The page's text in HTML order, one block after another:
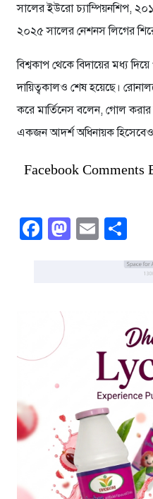
সালের ইউরো চ্যাম্পিয়নশিপ,
২০২৫ সালের নেশনস লিগের
বিশ্বকাপ থেকে বিদায়ের মধ্য
দায়িত্বকালও শেষ হয়েছে।
করে মার্তিনেস বলেন, গোল করার
একজন আদর্শ অধিনায়ক
Facebook Comments
Facebook
Mastodon
Email